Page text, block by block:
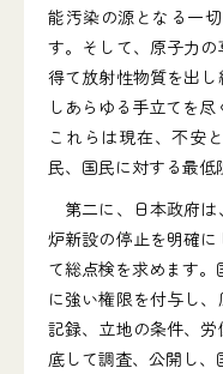
能汚染の源となる一
す。そして、原子力
得て放射性物質を出
しあらゆる手立てを尽
これらは現在、不安
民、国民に対する最低
第二に、日本政府は
炉新設の停止を明確
て総点検を求めます
に強い権限を付与し
記録、立地の条件、
底して調査、公開し